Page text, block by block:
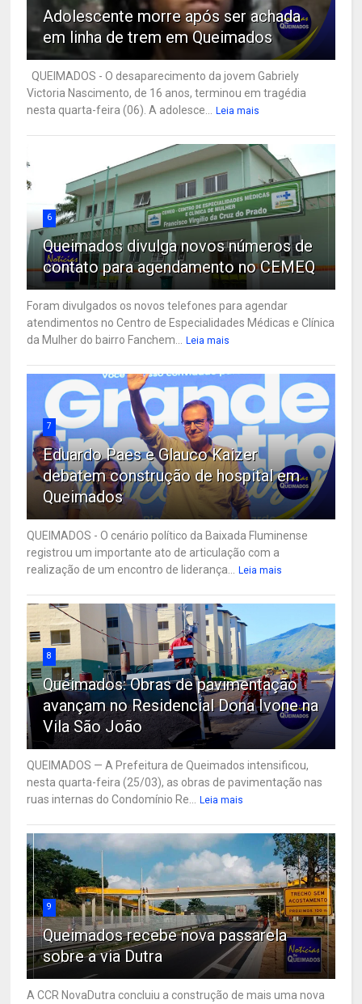
Adolescente morre após ser achada
em linha de trem em Queimados
QUEIMADOS - O desaparecimento da jovem Gabriely
Victoria Nascimento, de 16 anos, terminou em tragédia
nesta quarta-feira (06). A adolesce...
Leia mais
6
Queimados divulga novos números de
contato para agendamento no CEMEQ
Foram divulgados os novos telefones para agendar
atendimentos no Centro de Especialidades Médicas e Clínica
da Mulher do bairro Fanchem...
Leia mais
7
Eduardo Paes e Glauco Kaizer
debatem construção de hospital em
Queimados
QUEIMADOS - O cenário político da Baixada Fluminense
registrou um importante ato de articulação com a
realização de um encontro de liderança...
Leia mais
8
Queimados: Obras de pavimentação
avançam no Residencial Dona Ivone na
Vila São João
QUEIMADOS — A Prefeitura de Queimados intensificou,
nesta quarta-feira (25/03), as obras de pavimentação nas
ruas internas do Condomínio Re...
Leia mais
9
Queimados recebe nova passarela
sobre a via Dutra
A CCR NovaDutra concluiu a construção de mais uma nova